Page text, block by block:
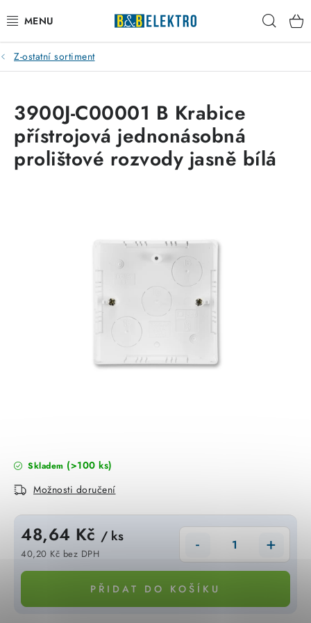
na
obsah
Reklamace / Vrácení zboží
Kontakty
VYTÁPĚNÍ
ELEKTROMATERIÁL
CHYTRÁ DOMÁCNOST
SVÍTIDLA domovní
SVÍTIDLA interiérová
Z-ostatní sortiment
Skladem (>100 ks)
Možnosti doručení
48,64 Kč / ks
40,20 Kč bez DPH
Měrná cena:
PŘIDAT DO KOŠÍKU
3900J-C00001 B Krabice
přístrojová jednonásobná
prolištové rozvody jasně bílá